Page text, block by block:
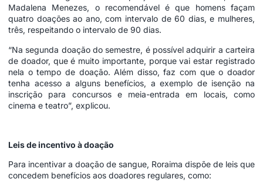
Madalena Menezes, o recomendável é que homens façam
quatro doações ao ano, com intervalo de 60 dias, e mulheres,
três, respeitando o intervalo de 90 dias.
“Na segunda doação do semestre, é possível adquirir a carteira
de doador, que é muito importante, porque vai estar registrado
nela o tempo de doação. Além disso, faz com que o doador
tenha acesso a alguns benefícios, a exemplo de isenção na
inscrição para concursos e meia-entrada em locais, como
cinema e teatro”, explicou.
Leis de incentivo à doação
Para incentivar a doação de sangue, Roraima dispõe de leis que
concedem benefícios aos doadores regulares, como: